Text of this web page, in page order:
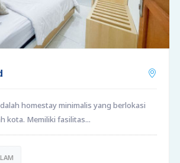
homestay minimalis yang berlokasi
kota. Memiliki fasilitas...